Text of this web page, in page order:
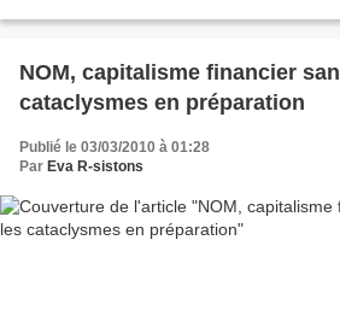
NOM, capitalisme financier
cataclysmes en préparation
Publié le 03/03/2010 à 01:28
Par Eva R-sistons